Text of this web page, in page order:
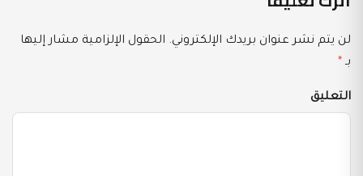
لن يتم نشر عنوان بريدك الإلكتروني. الحقول الإلزامية مشار إليها
بـ *
التعليق